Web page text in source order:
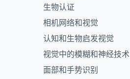
生物认证
相机网络和视觉
认知和生物启发视觉
视觉中的模糊和神经技术
面部和手势识别